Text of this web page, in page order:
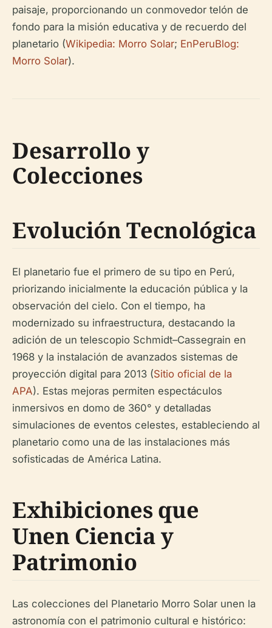
paisaje, proporcionando un conmovedor telón de
fondo para la misión educativa y de recuerdo del
planetario (Wikipedia: Morro Solar; EnPeruBlog:
Morro Solar).
Desarrollo y
Colecciones
Evolución Tecnológica
El planetario fue el primero de su tipo en Perú,
priorizando inicialmente la educación pública y la
observación del cielo. Con el tiempo, ha
modernizado su infraestructura, destacando la
adición de un telescopio Schmidt–Cassegrain en
1968 y la instalación de avanzados sistemas de
proyección digital para 2013 (Sitio oficial de la
APA). Estas mejoras permiten espectáculos
inmersivos en domo de 360° y detalladas
simulaciones de eventos celestes, estableciendo al
planetario como una de las instalaciones más
sofisticadas de América Latina.
Exhibiciones que
Unen Ciencia y
Patrimonio
Las colecciones del Planetario Morro Solar unen la
astronomía con el patrimonio cultural e histórico: